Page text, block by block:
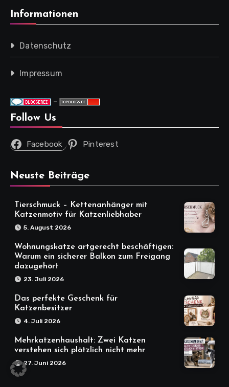
Informationen
Datenschutz
Impressum
-
Follow Us
Facebook Pinterest
Neuste Beiträge
Tierschmuck – Kettenanhänger mit
Katzenmotiv für Katzenliebhaber
5. August 2026
Wohnungskatze artgerecht beschäftigen:
Warum ein sicherer Balkon zum Freigang
dazugehört
23. Juli 2026
Das perfekte Geschenk für
Katzenbesitzer
4. Juli 2026
Mehrkatzenhaushalt: Zwei Katzen
verstehen sich plötzlich nicht mehr
27. Juni 2026